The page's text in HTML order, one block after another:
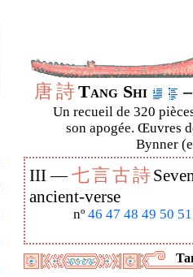
唐詩Tang Shi
Un recueil de 320
son apogée. Œuvres
Bynner
III —七言古詩
ancient-verse
nº 46 47 48 49 50 51